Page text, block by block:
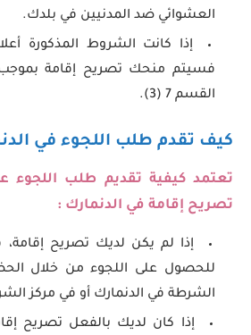
العشوائي ضد المدنيين في بلدك.
إذا كانت الشروط المذكورة
فسيتم منحك تصريح إقامة بموجب
القسم 7 (3).
كيف تقدم طلب اللجوء في
تعتمد كيفية تقديم طلب اللجوء
تصريح إقامة في الدنمارك :
إذا لم يكن لديك تصريح
للحصول على اللجوء من خلال
الشرطة في الدنمارك أو في مركز
إذا كان لديك بالفعل تصريح